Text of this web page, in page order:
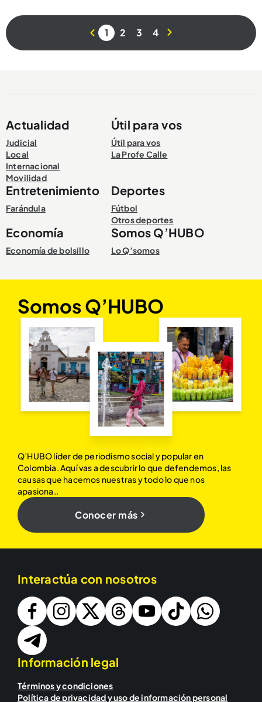
1 2 3 4
Actualidad
Judicial
Local
Internacional
Movilidad
Útil para vos
Útil para vos
La Profe Calle
Entretenimiento
Farándula
Deportes
Fútbol
Otros deportes
Economía
Economía de bolsillo
Somos Q’HUBO
Lo Q’somos
Somos Q’HUBO
Q’HUBO líder de periodismo social y popular en
Colombia. Aquí vas a descubrir lo que defendemos, las
causas que hacemos nuestras y todo lo que nos
apasiona..
Conocer más
Interactúa con nosotros
Información legal
Términos y condiciones
Política de privacidad y uso de información personal